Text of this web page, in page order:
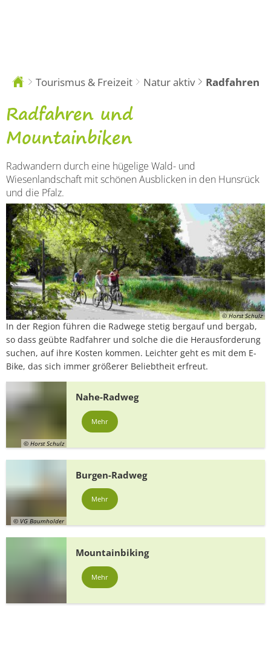
Sie
Tourismus & Freizeit Natur aktiv Radfahren
Radwege
und
Freizeittipps
für
Radler
Radfahren und
Mountainbiken
Radwandern durch eine hügelige Wald- und
Wiesenlandschaft mit schönen Ausblicken in den Hunsrück
und die Pfalz.
© Horst Schulz
In der Region führen die Radwege stetig bergauf und bergab,
so dass geübte Radfahrer und solche die die Herausforderung
suchen, auf ihre Kosten kommen. Leichter geht es mit dem E-
Bike, das sich immer größerer Beliebtheit erfreut.
© Horst Schulz
Nahe-Radweg
Mehr
© VG Baumholder
Burgen-Radweg
Mehr
Mountainbiking
Mehr